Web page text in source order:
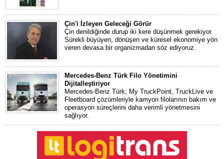
Çin'i İzleyen Geleceği Görür
Çin denildiğinde durup iki kere düşünmek gerekiyor.
Sürekli büyüyen, dönüşen ve küresel ekonomiye yön
veren devasa bir organizmadan söz ediyoruz.
Mercedes-Benz Türk Filo Yönetimini
Dijitalleştiriyor
Mercedes-Benz Türk; My TruckPoint, TruckLive ve
Fleetboard çözümleriyle kamyon filolarının bakım ve
operasyon süreçlerini daha verimli yönetmesini
sağlıyor.